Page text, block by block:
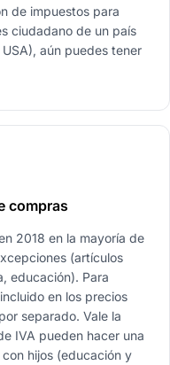
de impuestos para
ciudadano de un país
aún puedes tener
compras
2018 en la mayoría de
(artículos
educación). Para
en los precios
separado. Vale la
IVA pueden hacer una
hijos (educación y